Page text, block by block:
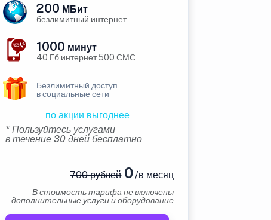
200 МБит
безлимитный интернет
1000 минут
40 Гб интернет 500 СМС
Безлимитный доступ
в социальные сети
по акции выгоднее
* Пользуйтесь услугами
в течение 30 дней бесплатно
700 рублей0/в месяц
В стоимость тарифа не включены
дополнительные услуги и оборудование